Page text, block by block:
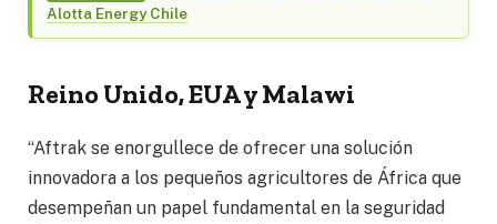
Alotta Energy Chile
Reino Unido, EUA y Malawi
“Aftrak se enorgullece de ofrecer una solución
innovadora a los pequeños agricultores de África que
desempeñan un papel fundamental en la seguridad